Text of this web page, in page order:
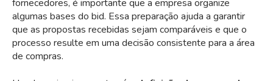
fornecedores, é importante que a empresa organize
algumas bases do bid. Essa preparação ajuda a garantir
que as propostas recebidas sejam comparáveis e que o
processo resulte em uma decisão consistente para a área
de compras.